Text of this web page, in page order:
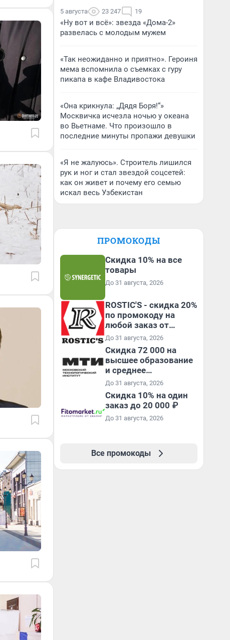
5 августа 23 247 19
«Ну вот и всё»: звезда «Дома-2»
развелась с молодым мужем
«Так неожиданно и приятно». Героиня
мема вспомнила о съемках с гуру
пикапа в кафе Владивостока
«Она крикнула: „Дядя Боря!“»
Москвичка исчезла ночью у океана
во Вьетнаме. Что произошло в
последние минуты пропажи девушки
«Я не жалуюсь». Строитель лишился
рук и ног и стал звездой соцсетей:
как он живет и почему его семью
искал весь Узбекистан
ПРОМОКОДЫ
Скидка 10% на все
товары
До 31 августа, 2026
ROSTIC'S - скидка 20%
по промокоду на
любой заказ от
3199₽!
До 31 августа, 2026
Скидка 72 000 на
высшее образование
и среднее
специальное
образование в
первый год обучения
До 31 августа, 2026
Скидка 10% на один
заказ до 20 000 ₽
До 31 августа, 2026
Все промокоды